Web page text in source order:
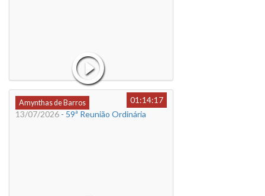
Amynthas de Barros
01:14:17
13/07/2026 - 59ª Reunião Ordinária